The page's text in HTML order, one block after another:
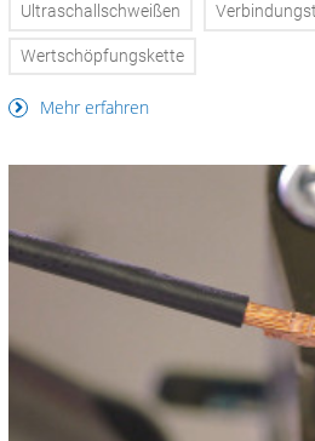
Ultraschallschweißen
Wertschöpfungskette
Mehr erfahren